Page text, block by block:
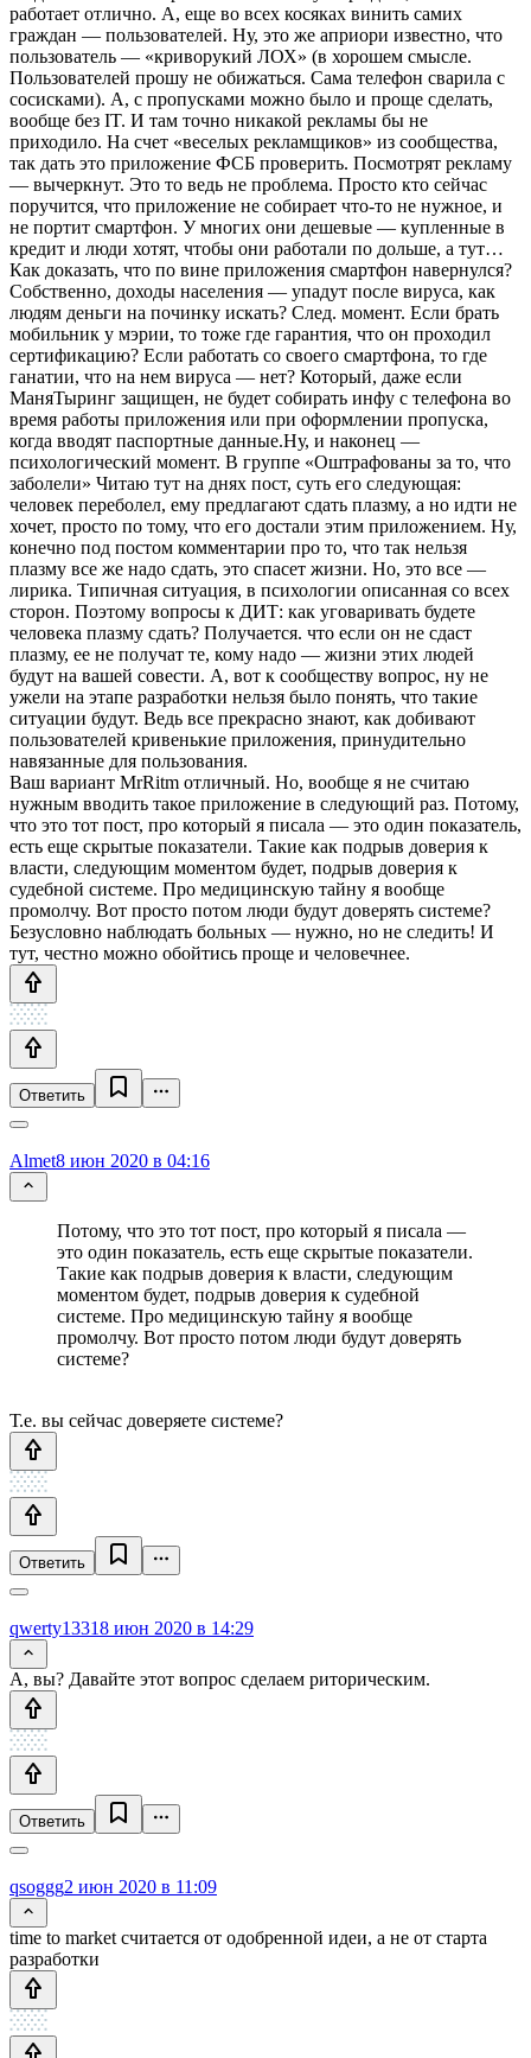
работает отлично. А, еще во всех косяках винить самих
граждан — пользователей. Ну, это же априори известно, что
пользователь — «криворукий ЛОХ» (в хорошем смысле.
Пользователей прошу не обижаться. Сама телефон сварила с
сосисками). А, с пропусками можно было и проще сделать,
вообще без IT. И там точно никакой рекламы бы не
приходило. На счет «веселых рекламщиков» из сообщества,
так дать это приложение ФСБ проверить. Посмотрят рекламу
— вычеркнут. Это то ведь не проблема. Просто кто сейчас
поручится, что приложение не собирает что-то не нужное, и
не портит смартфон. У многих они дешевые — купленные в
кредит и люди хотят, чтобы они работали по дольше, а тут…
Как доказать, что по вине приложения смартфон навернулся?
Собственно, доходы населения — упадут после вируса, как
людям деньги на починку искать? След. момент. Если брать
мобильник у мэрии, то тоже где гарантия, что он проходил
сертификацию? Если работать со своего смартфона, то где
ганатии, что на нем вируса — нет? Который, даже если
МаняТыринг защищен, не будет собирать инфу с телефона во
время работы приложения или при оформлении пропуска,
когда вводят паспортные данные.Ну, и наконец —
психологический момент. В группе «Оштрафованы за то, что
заболели» Читаю тут на днях пост, суть его следующая:
человек переболел, ему предлагают сдать плазму, а но идти не
хочет, просто по тому, что его достали этим приложением. Ну,
конечно под постом комментарии про то, что так нельзя
плазму все же надо сдать, это спасет жизни. Но, это все —
лирика. Типичная ситуация, в психологии описанная со всех
сторон. Поэтому вопросы к ДИТ: как уговаривать будете
человека плазму сдать? Получается. что если он не сдаст
плазму, ее не получат те, кому надо — жизни этих людей
будут на вашей совести. А, вот к сообществу вопрос, ну не
ужели на этапе разработки нельзя было понять, что такие
ситуации будут. Ведь все прекрасно знают, как добивают
пользователей кривенькие приложения, принудительно
навязанные для пользования.
Ваш вариант MrRitm отличный. Но, вообще я не считаю
нужным вводить такое приложение в следующий раз. Потому,
что это тот пост, про который я писала — это один показатель,
есть еще скрытые показатели. Такие как подрыв доверия к
власти, следующим моментом будет, подрыв доверия к
судебной системе. Про медицинскую тайну я вообще
промолчу. Вот просто потом люди будут доверять системе?
Безусловно наблюдать больных — нужно, но не следить! И
тут, честно можно обойтись проще и человечнее.
Ответить
Almet8 июн 2020 в 04:16
Потому, что это тот пост, про который я писала —
это один показатель, есть еще скрытые показатели.
Такие как подрыв доверия к власти, следующим
моментом будет, подрыв доверия к судебной
системе. Про медицинскую тайну я вообще
промолчу. Вот просто потом люди будут доверять
системе?
Т.е. вы сейчас доверяете системе?
Ответить
qwerty13318 июн 2020 в 14:29
А, вы? Давайте этот вопрос сделаем риторическим.
Ответить
qsoggg2 июн 2020 в 11:09
time to market считается от одобренной идеи, а не от старта
разработки